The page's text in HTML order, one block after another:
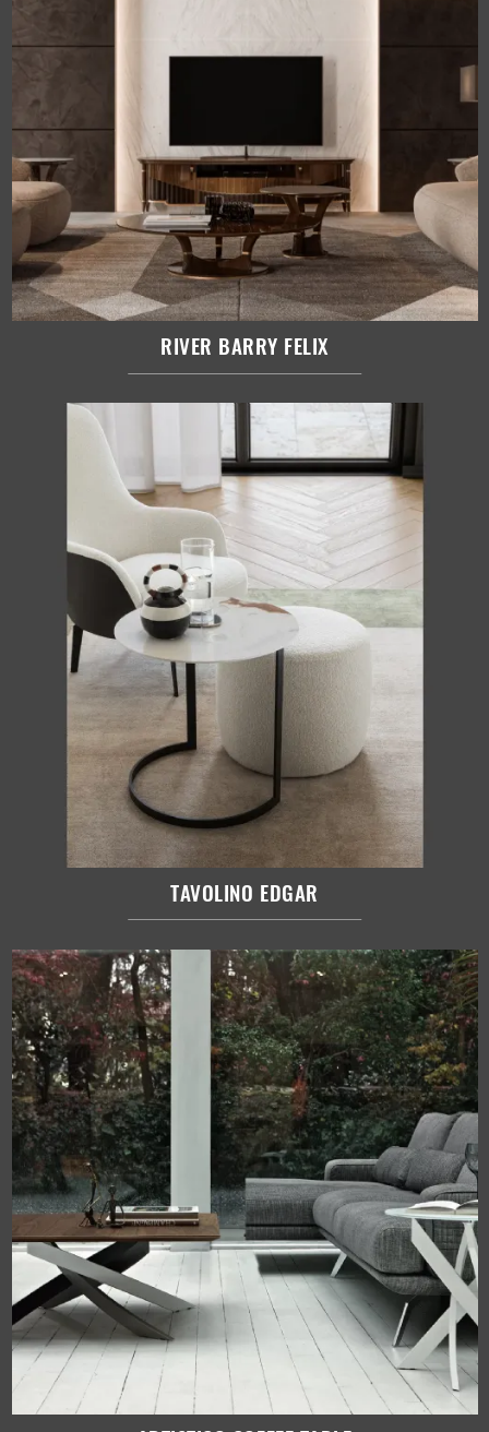
RIVER BARRY FELIX
TAVOLINO EDGAR